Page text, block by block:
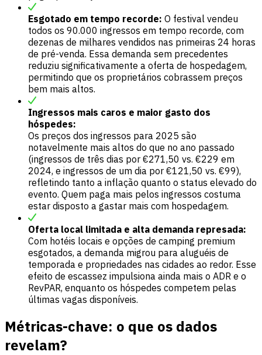
Esgotado em tempo recorde: O festival vendeu
todos os 90.000 ingressos em tempo recorde, com
dezenas de milhares vendidos nas primeiras 24 horas
de pré-venda. Essa demanda sem precedentes
reduziu significativamente a oferta de hospedagem,
permitindo que os proprietários cobrassem preços
bem mais altos.
Ingressos mais caros e maior gasto dos
hóspedes:
Os preços dos ingressos para 2025 são
notavelmente mais altos do que no ano passado
(ingressos de três dias por €271,50 vs. €229 em
2024, e ingressos de um dia por €121,50 vs. €99),
refletindo tanto a inflação quanto o status elevado do
evento. Quem paga mais pelos ingressos costuma
estar disposto a gastar mais com hospedagem.
Oferta local limitada e alta demanda represada:
Com hotéis locais e opções de camping premium
esgotados, a demanda migrou para aluguéis de
temporada e propriedades nas cidades ao redor. Esse
efeito de escassez impulsiona ainda mais o ADR e o
RevPAR, enquanto os hóspedes competem pelas
últimas vagas disponíveis.
Métricas-chave: o que os dados
revelam?